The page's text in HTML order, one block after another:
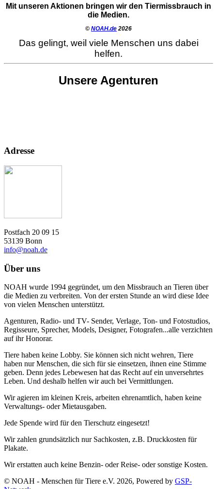
Mit unseren Aktionen bringen wir den Tiermissbrauch in
die Medien.
© NOAH.de 2026
Das gelingt, weil viele Menschen uns dabei
helfen.
Unsere Agenturen
Adresse
Postfach 20 09 15
53139 Bonn
info@noah.de
Über uns
NOAH wurde 1994 gegründet, um den Missbrauch an Tieren über
die Medien zu verbreiten. Von der ersten Stunde an wird diese Idee
von vielen Menschen unterstützt.
Agenturen, Radio- und TV- Sender, Verlage, Ton- und Fotostudios,
Regisseure, Sprecher, Models, Designer, Fotografen...alle verzichten
auf ihr Honorar.
Tiere haben keine Lobby. Sie können sich nicht wehren, Tiere
haben nur Menschen, die sich für sie einsetzen, ihnen eine Stimme
geben. Denn jedes Lebewesen hat das Recht auf ein unversehrtes
Leben. Und deshalb helfen wir auch bei Vermittlungen.
Wir agieren im kleinen Kreis, arbeiten ehrenamtlich, haben keine
Verwaltungs- oder Mietausgaben.
Jede Spende wird für den Tierschutz eingesetzt!
Wir zahlen grundsätzlich nur Sachkosten, z.B. Druckkosten für
Plakate.
Wir erstatten auch keine Benzin- oder Reise- oder sonstige Kosten.
© NOAH - Menschen für Tiere e.V. 2026, Powered by GSP-